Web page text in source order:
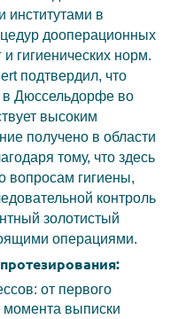
институтами в
дооперационных
гигиенических норм.
подтвердил, что
в Дюссельдорфе во
высоким
получено в области
тому, что здесь
вопросам гигиены,
контроль
золотистый
операциями.
от первого
момента выписки